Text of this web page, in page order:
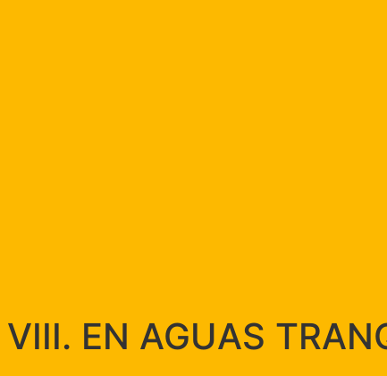
EN AGUAS